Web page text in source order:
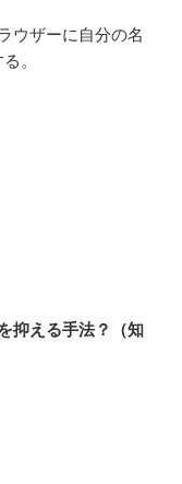
ウザーに自分の名
。
抑える手法？（知